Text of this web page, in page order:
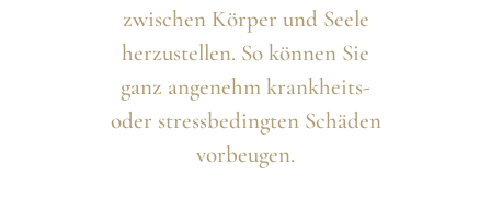
zwischen Körper und Seele
herzustellen. So können Sie
ganz angenehm krankheits-
oder stressbedingten Schäden
vorbeugen.